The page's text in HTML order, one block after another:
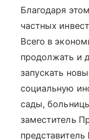
Благодаря
частных
Всего в
продолжать и
запускать
социальную
сады,
заместитель